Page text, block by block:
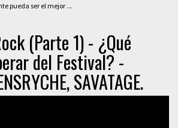
pueda ser el mejor ...
(Parte 1) - ¿Qué
del Festival? -
SAVATAGE.